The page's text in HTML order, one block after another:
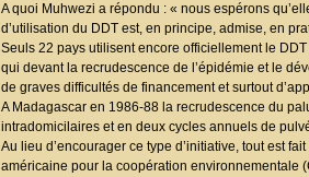
A quoi Muhwezi a répondu : « nous espérons
d’utilisation du DDT est, en principe, admise, en
Seuls 22 pays utilisent encore officiellement le
qui devant la recrudescence de l’épidémie et le
de graves difficultés de financement et surtout
A Madagascar en 1986-88 la recrudescence du
intradomicilaires et en deux cycles annuels de
Au lieu d’encourager ce type d’initiative, tout est
américaine pour la coopération environnementale